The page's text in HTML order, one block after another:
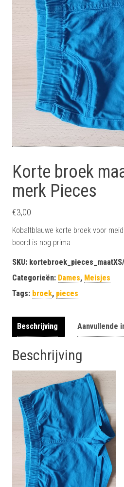
Korte broek
merk Pieces
€3,00
Kobaltblauwe korte broek voor
boord is nog prima
SKU:
Categorieën: Dames, Meisjes
Tags: broek, pieces
Beschrijving Aanvullende
Beschrijving